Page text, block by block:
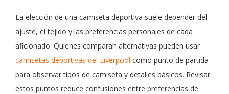
La elección de una camiseta deportiva suele depender del
ajuste, el tejido y las preferencias personales de cada
aficionado. Quienes comparan alternativas pueden usar
camisetas deportivas del Liverpool como punto de partida
para observar tipos de camiseta y detalles básicos. Revisar
estos puntos reduce confusiones entre preferencias de